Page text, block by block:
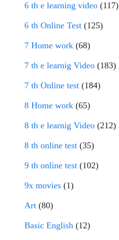
6 th e learning video (117)
6 th Online Test (125)
7 Home work (68)
7 th e learnig Video (183)
7 th Online test (184)
8 Home work (65)
8 th e learnig Video (212)
8 th online test (35)
9 th online test (102)
9x movies (1)
Art (80)
Basic English (12)